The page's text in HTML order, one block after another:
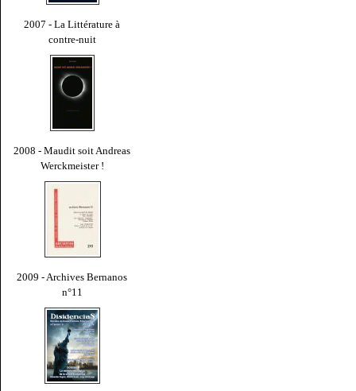
2007 - La Littérature à
contre-nuit
2008 - Maudit soit Andreas
Werckmeister !
2009 - Archives Bernanos
n°11